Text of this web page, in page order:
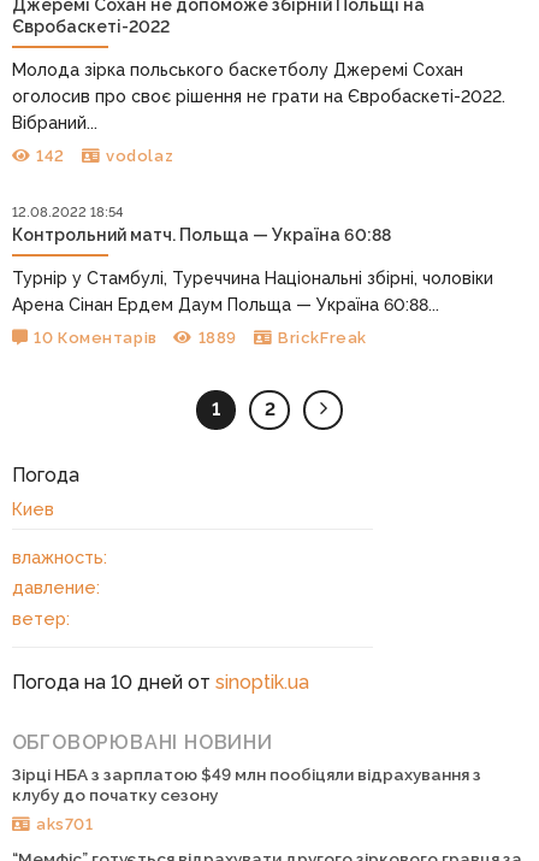
Джеремі Сохан не допоможе збірній Польщі на
Євробаскеті-2022
Молода зірка польського баскетболу Джеремі Сохан
оголосив про своє рішення не грати на Євробаскеті-2022.
Вібраний...
142 vodolaz
12.08.2022 18:54
Контрольний матч. Польща — Україна 60:88
Турнір у Стамбулі, Туреччина Національні збірні, чоловіки
Арена Сінан Ердем Даум Польща — Україна 60:88...
10 Коментарів 1889 BrickFreak
1 2
Погода
Киев
влажность:
давление:
ветер:
Погода на 10 дней от sinoptik.ua
ОБГОВОРЮВАНІ НОВИНИ
Зірці НБА з зарплатою $49 млн пообіцяли відрахування з
клубу до початку сезону
aks701